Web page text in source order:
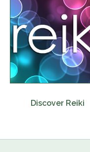
Discover Reiki